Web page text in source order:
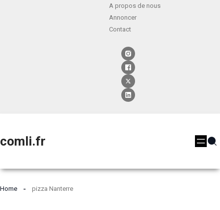
A propos de nous
Annoncer
Contact
comli.fr
Home pizza Nanterre